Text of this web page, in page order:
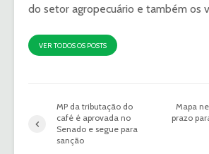
do setor agropecuário e também os
VER TODOS OS POSTS
MP da tributação do
café é aprovada no
Senado e segue para
sanção
Mapa
prazo